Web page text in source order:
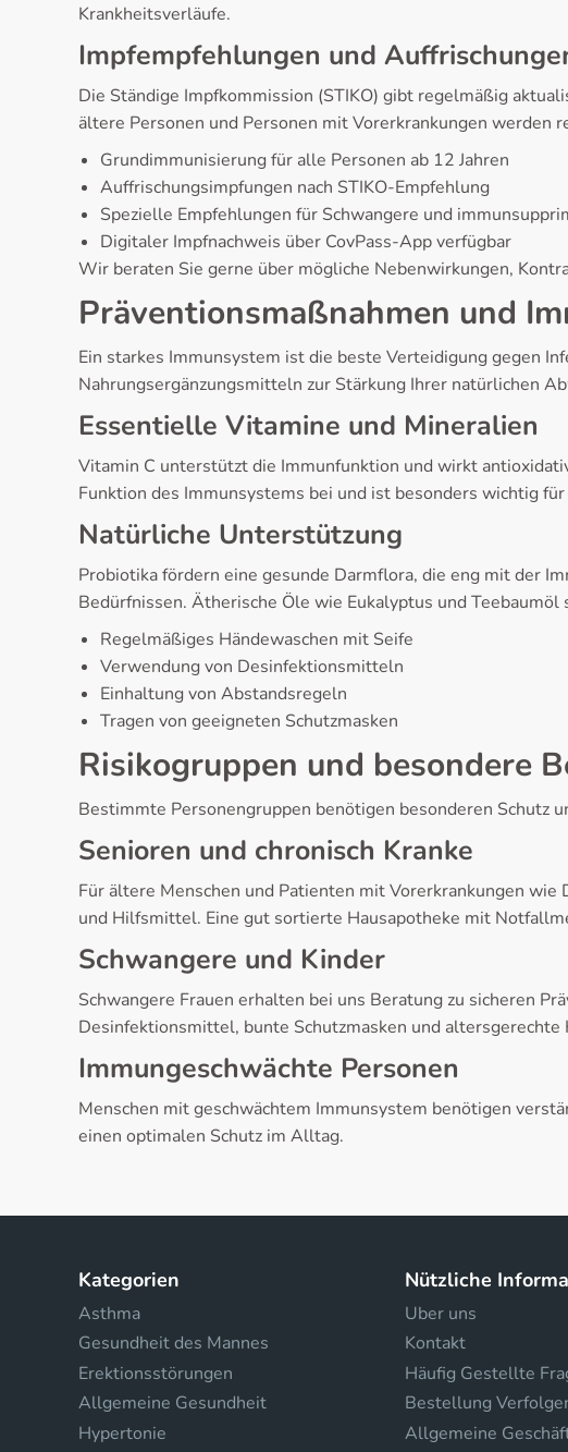
Krankheitsverläufe.
Impfempfehlungen und
Die Ständige Impfkommission (STIKO) gibt regelmäßig
ältere Personen und Personen mit Vorerkrankungen werden
Grundimmunisierung für alle Personen ab 12 Jahren
Auffrischungsimpfungen nach STIKO-Empfehlung
Spezielle Empfehlungen für Schwangere und
Digitaler Impfnachweis über CovPass-App verfügbar
Wir beraten Sie gerne über mögliche Nebenwirkungen,
Präventionsmaßnahmen und
Ein starkes Immunsystem ist die beste Verteidigung gegen
Nahrungsergänzungsmitteln zur Stärkung Ihrer natürlichen
Essentielle Vitamine und Mineralien
Vitamin C unterstützt die Immunfunktion und wirkt
Funktion des Immunsystems bei und ist besonders wichtig
Natürliche Unterstützung
Probiotika fördern eine gesunde Darmflora, die eng mit der
Bedürfnissen. Ätherische Öle wie Eukalyptus und
Regelmäßiges Händewaschen mit Seife
Verwendung von Desinfektionsmitteln
Einhaltung von Abstandsregeln
Tragen von geeigneten Schutzmasken
Risikogruppen und besondere
Bestimmte Personengruppen benötigen besonderen Schutz
Senioren und chronisch Kranke
Für ältere Menschen und Patienten mit Vorerkrankungen
und Hilfsmittel. Eine gut sortierte Hausapotheke mit
Schwangere und Kinder
Schwangere Frauen erhalten bei uns Beratung zu sicheren
Desinfektionsmittel, bunte Schutzmasken und altersgerechte
Immungeschwächte Personen
Menschen mit geschwächtem Immunsystem benötigen
einen optimalen Schutz im Alltag.
Kategorien
Asthma
Gesundheit des Mannes
Erektionsstörungen
Allgemeine Gesundheit
Hypertonie
Nützliche
Uber uns
Kontakt
Häufig Gestellte
Bestellung
Allgemeine